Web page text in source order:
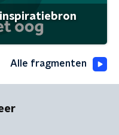
inspiratiebron
Alle fragmenten